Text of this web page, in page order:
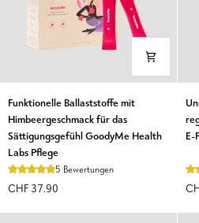
Funktionelle
Ballaststoffe
mit
Himbeergeschmack
für
Sättigungsgefühl
GoodyMe
Funktionelle Ballaststoffe mit
Himbeergeschmack für das
Sättigungsgefühl GoodyMe Health
Labs Pflege
5 Bewertungen
CHF 37.90
E-
E-